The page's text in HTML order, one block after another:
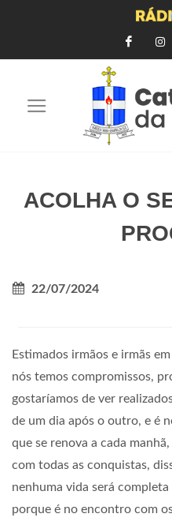
ACOLHA O
22/07/2024
Estimados irmãos e irmãs
nós temos compromissos,
gostaríamos de ver
de um dia após o outro, e é
que se renova a cada
com todas as conquistas,
nenhuma vida será
porque é no encontro com